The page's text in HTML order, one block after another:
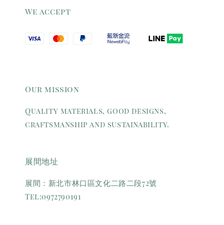
We accept
Our mission
Quality materials, good designs,
craftsmanship and sustainability.
展間地址
展間：新北市林口區文化二路二段72號
Tel:0972790191